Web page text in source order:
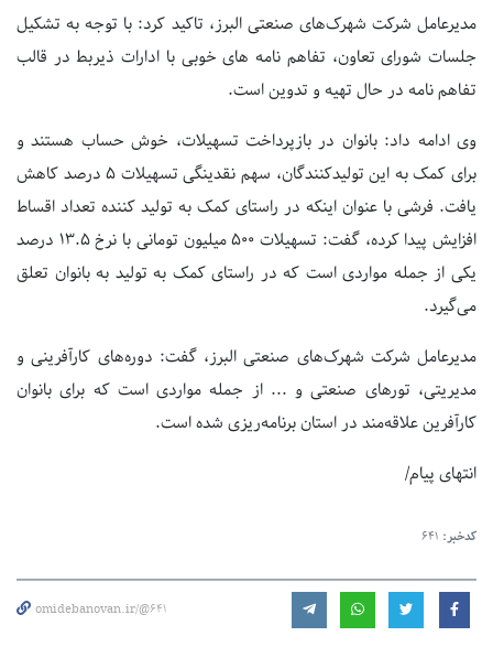
مدیرعامل شرکت شهرک‌های صنعتی البرز، تاکید کرد: با توجه به تشکیل
جلسات شورای تعاون، تفاهم نامه های خوبی با ادارات ذیربط در قالب
تفاهم نامه در حال تهیه و تدوین است.
وی ادامه داد: بانوان در بازپرداخت تسهیلات، خوش حساب‌ هستند و
برای کمک به این تولیدکنندگان، سهم نقدینگی تسهیلات 5 درصد کاهش
یافت. فرشی با عنوان اینکه در راستای کمک به تولید کننده تعداد اقساط
افزایش پیدا کرده، گفت: تسهیلات 500 میلیون تومانی با نرخ 13.5 درصد
یکی از جمله مواردی است که در راستای کمک به تولید به بانوان تعلق
می‌گیرد.
مدیرعامل شرکت شهرک‌های صنعتی البرز، گفت: دوره‌های کارآفرینی و
مدیریتی، تورهای صنعتی و ... از جمله مواردی است که برای بانوان
کارآفرین علاقه‌مند در استان برنامه‌ریزی شده است.
انتهای پیام/
کدخبر: 641
omidebanovan.ir/@641